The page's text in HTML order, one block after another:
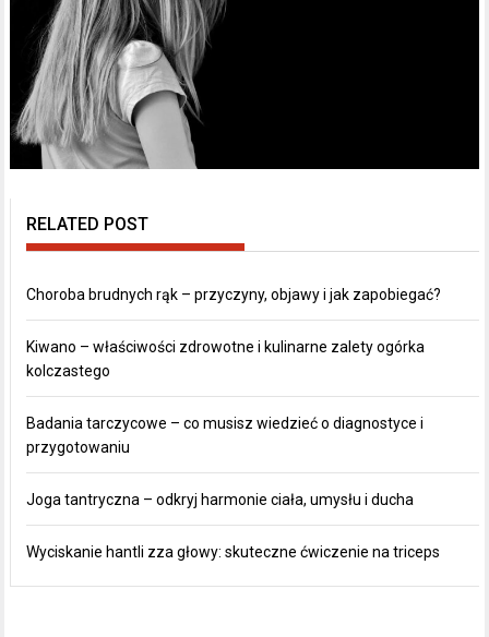
RELATED POST
Choroba brudnych rąk – przyczyny, objawy i jak zapobiegać?
Kiwano – właściwości zdrowotne i kulinarne zalety ogórka
kolczastego
Badania tarczycowe – co musisz wiedzieć o diagnostyce i
przygotowaniu
Joga tantryczna – odkryj harmonie ciała, umysłu i ducha
Wyciskanie hantli zza głowy: skuteczne ćwiczenie na triceps